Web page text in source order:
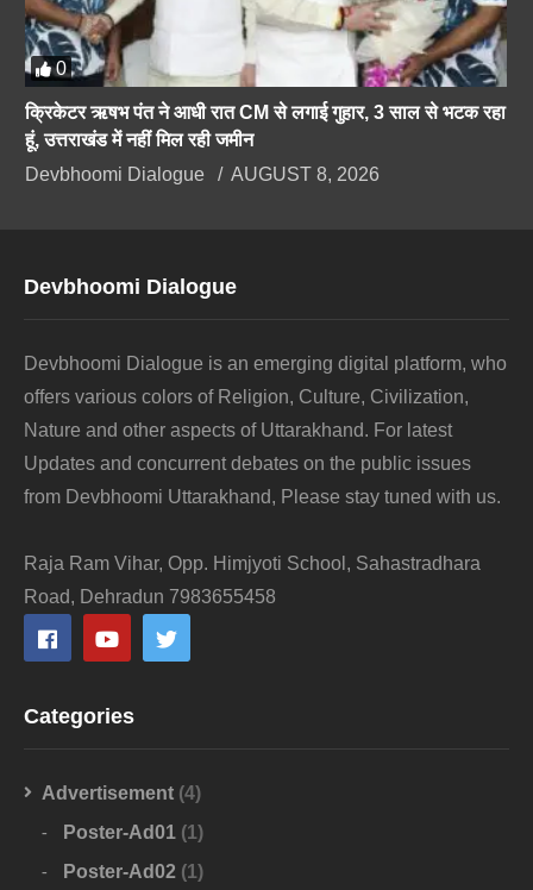
0
क्रिकेटर ऋषभ पंत ने आधी रात CM से लगाई गुहार, 3 साल से भटक रहा
हूं, उत्तराखंड में नहीं मिल रही जमीन
Devbhoomi Dialogue
AUGUST 8, 2026
Devbhoomi Dialogue
Devbhoomi Dialogue is an emerging digital platform, who
offers various colors of Religion, Culture, Civilization,
Nature and other aspects of Uttarakhand. For latest
Updates and concurrent debates on the public issues
from Devbhoomi Uttarakhand, Please stay tuned with us.
Raja Ram Vihar, Opp. Himjyoti School, Sahastradhara
Road, Dehradun 7983655458
Categories
Advertisement (4)
Poster-Ad01 (1)
Poster-Ad02 (1)